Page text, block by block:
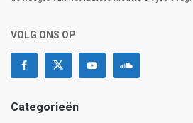
VOLG ONS OP
Categorieën